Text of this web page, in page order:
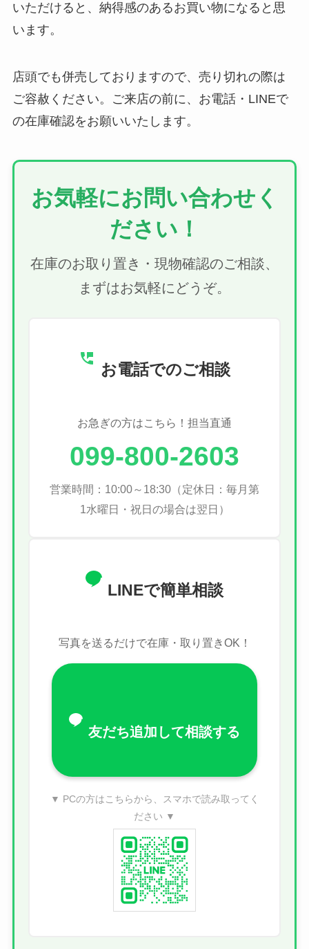
いただけると、納得感のあるお買い物になると思
います。
店頭でも併売しておりますので、売り切れの際は
ご容赦ください。ご来店の前に、お電話・LINEで
の在庫確認をお願いいたします。
お気軽にお問い合わせく
ださい！
在庫のお取り置き・現物確認のご相談、
まずはお気軽にどうぞ。
お電話でのご相談
お急ぎの方はこちら！担当直通
099-800-2603
営業時間：10:00～18:30（定休日：毎月第
1水曜日・祝日の場合は翌日）
LINEで簡単相談
写真を送るだけで在庫・取り置きOK！
友だち追加して相談する
▼ PCの方はこちらから、スマホで読み取ってく
ださい ▼